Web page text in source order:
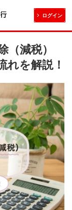
ログイン
（減税）
れを解説！